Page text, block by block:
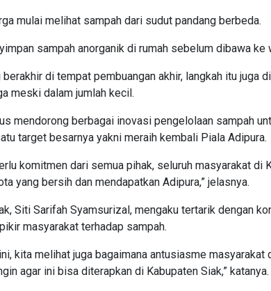
mulai melihat sampah dari sudut pandang berbeda.
sampah anorganik di rumah sebelum dibawa ke
di tempat pembuangan akhir, langkah itu juga
meski dalam jumlah kecil.
mendorong berbagai inovasi pengelolaan sampah
target besarnya yakni meraih kembali Piala Adipura.
komitmen dari semua pihak, seluruh masyarakat di
yang bersih dan mendapatkan Adipura,” jelasnya.
Siti Sarifah Syamsurizal, mengaku tertarik dengan
masyarakat terhadap sampah.
kita melihat juga bagaimana antusiasme masyarakat
agar ini bisa diterapkan di Kabupaten Siak,” katanya.